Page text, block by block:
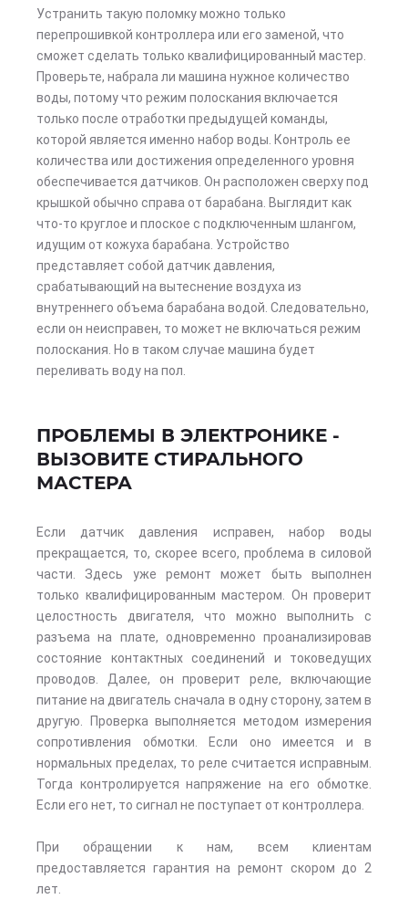
Устранить такую поломку можно только
перепрошивкой контроллера или его заменой, что
сможет сделать только квалифицированный мастер.
Проверьте, набрала ли машина нужное количество
воды, потому что режим полоскания включается
только после отработки предыдущей команды,
которой является именно набор воды. Контроль ее
количества или достижения определенного уровня
обеспечивается датчиков. Он расположен сверху под
крышкой обычно справа от барабана. Выглядит как
что-то круглое и плоское с подключенным шлангом,
идущим от кожуха барабана. Устройство
представляет собой датчик давления,
срабатывающий на вытеснение воздуха из
внутреннего объема барабана водой. Следовательно,
если он неисправен, то может не включаться режим
полоскания. Но в таком случае машина будет
переливать воду на пол.
ПРОБЛЕМЫ В ЭЛЕКТРОНИКЕ -
ВЫЗОВИТЕ СТИРАЛЬНОГО
МАСТЕРА
Если датчик давления исправен, набор воды
прекращается, то, скорее всего, проблема в силовой
части. Здесь уже ремонт может быть выполнен
только квалифицированным мастером. Он проверит
целостность двигателя, что можно выполнить с
разъема на плате, одновременно проанализировав
состояние контактных соединений и токоведущих
проводов. Далее, он проверит реле, включающие
питание на двигатель сначала в одну сторону, затем в
другую. Проверка выполняется методом измерения
сопротивления обмотки. Если оно имеется и в
нормальных пределах, то реле считается исправным.
Тогда контролируется напряжение на его обмотке.
Если его нет, то сигнал не поступает от контроллера.
При обращении к нам, всем клиентам
предоставляется гарантия на ремонт скором до 2
лет.